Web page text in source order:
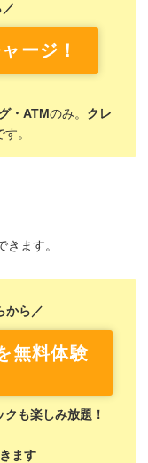
／
ージ！
・ATMのみ。 クレ
す。
きます。
から／
無料体験
も楽しみ放題！
ます